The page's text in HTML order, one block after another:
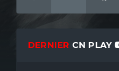
DERNIER CN PLAY